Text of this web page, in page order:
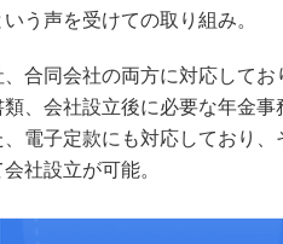
う声を受けての取り組み。
、合同会社の両方に対応して
、会社設立後に必要な年金
、電子定款にも対応しており
社設立が可能。